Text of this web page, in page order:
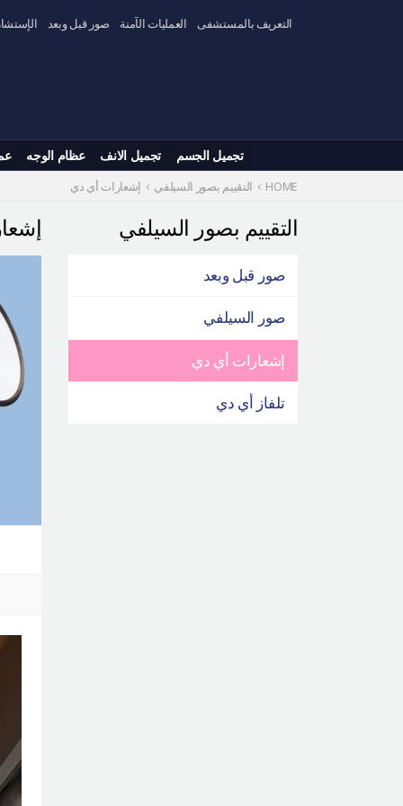
صور قبل وبعد العمليات الآمنة التعريف بالمستشفى
تجميل الجسم تجميل الانف عظام الوجه
HOME التقييم بصور السيلفي إشعارات أي دي
التقييم بصور السيلفي
صور قبل وبعد
صور السيلفي
إشعارات أي دي
تلفاز أي دي